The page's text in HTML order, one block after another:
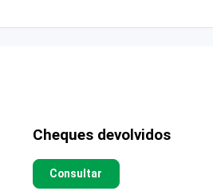
Cheques devolvidos
Consultar